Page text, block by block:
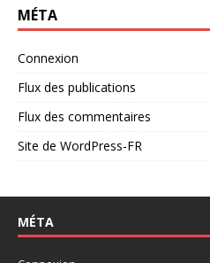
MÉTA
Connexion
Flux des publications
Flux des commentaires
Site de WordPress-FR
MÉTA